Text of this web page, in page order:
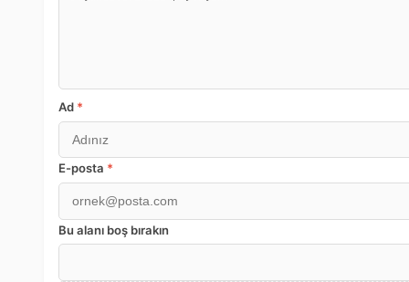
Ad *
E-posta *
Bu alanı boş bırakın